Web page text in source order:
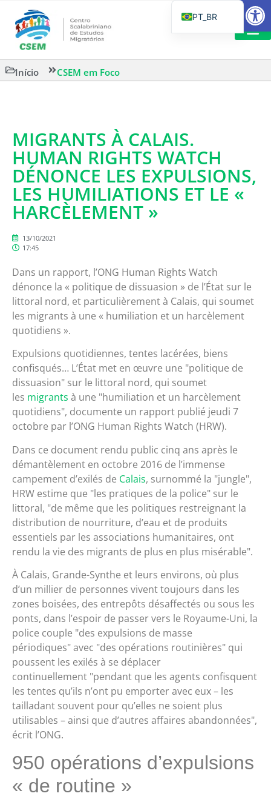
Início CSEM em Foco
MIGRANTS À CALAIS.
HUMAN RIGHTS WATCH
DÉNONCE LES EXPULSIONS,
LES HUMILIATIONS ET LE «
HARCÈLEMENT »
13/10/2021
17:45
Dans un rapport, l’ONG Human Rights Watch
dénonce la « politique de dissuasion » de l’État sur le
littoral nord, et particulièrement à Calais, qui soumet
les migrants à une « humiliation et un harcèlement
quotidiens ».
Expulsions quotidiennes, tentes lacérées, biens
confisqués… L’État met en œuvre une politique de
dissuasion ​sur le littoral nord, qui soumet
les migrants à une humiliation et un harcèlement
quotidiens ​, documente un rapport publié jeudi 7
octobre par l’ONG Human Rights Watch (HRW).
Dans ce document rendu public cinq ans après le
démantèlement en octobre 2016 de l’immense
campement d’exilés de Calais, surnommé la jungle ,
HRW estime que les pratiques de la police sur le
littoral, de même que les politiques restreignant la
distribution de nourriture, d’eau et de produits
essentiels par les associations humanitaires, ont
rendu la vie des migrants de plus en plus misérable ​.
À Calais, Grande-Synthe et leurs environs, où plus
d’un millier de personnes vivent toujours dans les
zones boisées, des entrepôts désaffectés ou sous les
ponts, dans l’espoir de passer vers le Royaume-Uni, la
police couple des expulsions de masse
périodiques avec des opérations routinières qui
poussent les exilés à se déplacer
continuellement pendant que les agents confisquent
les tentes qu’ils n’ont pu emporter avec eux – les
tailladant souvent pour qu’elles ne soient plus
utilisables – ainsi que d’autres affaires abandonnées ​,
écrit l’ONG.
950 opérations d’expulsions
« de routine »
PT_BR
IT